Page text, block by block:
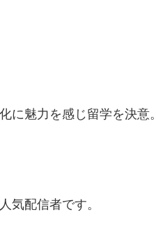
に魅力を感じ留学を決意。
気配信者です。